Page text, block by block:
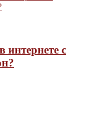
интернете с